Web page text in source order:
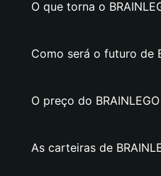
O que torna o
Como será o futuro de
O preço do
As carteiras de